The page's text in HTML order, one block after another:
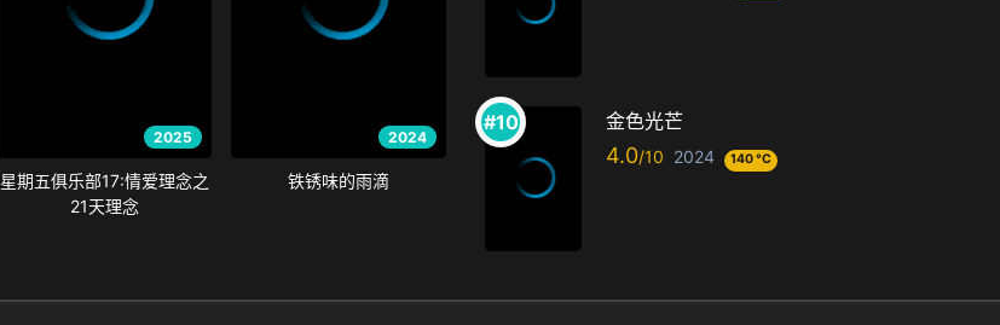
2025
星期五俱乐部17:情爱理念之
21天理念
2024
铁锈味的雨滴
金色光芒
4.0 2024 140 °C